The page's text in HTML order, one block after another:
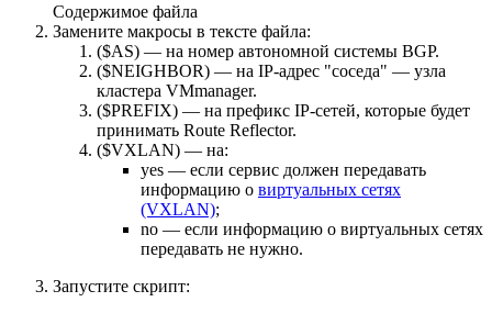
Содержимое файла
Замените макросы в тексте файла:
($AS) — на номер автономной системы BGP.
($NEIGHBOR) — на IP-адрес "соседа" — узла
кластера VMmanager.
($PREFIX) — на префикс IP-сетей, которые будет
принимать Route Reflector.
($VXLAN) — на:
уеs — если сервис должен передавать
информацию о виртуальных сетях
(VXLAN);
no — если информацию о виртуальных сетях
передавать не нужно.
Запустите скрипт: